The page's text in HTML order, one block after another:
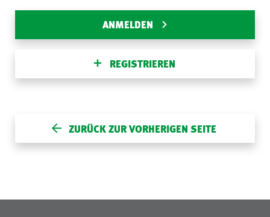
ANMELDEN
REGISTRIEREN
ZURÜCK ZUR VORHERIGEN SEITE